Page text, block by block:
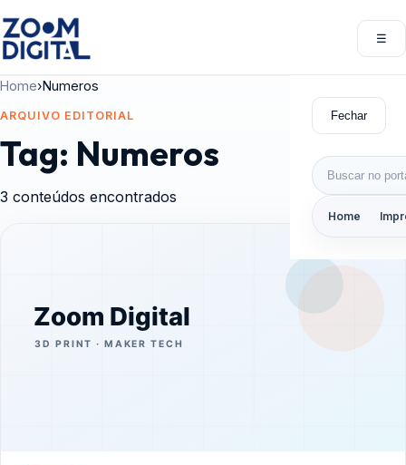
☰
Fechar
Buscar por:
Home
Home›Numeros
ARQUIVO EDITORIAL
Tag: Numeros
3 conteúdos encontrados